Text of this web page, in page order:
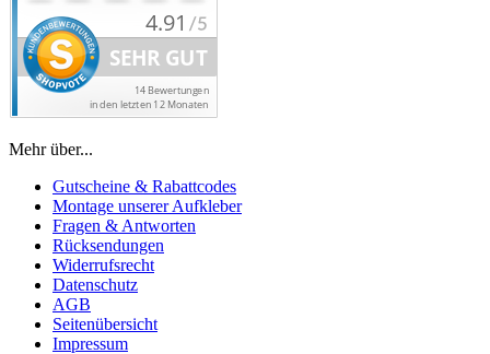
Mehr über...
Gutscheine & Rabattcodes
Montage unserer Aufkleber
Fragen & Antworten
Rücksendungen
Widerrufsrecht
Datenschutz
AGB
Seitenübersicht
Impressum